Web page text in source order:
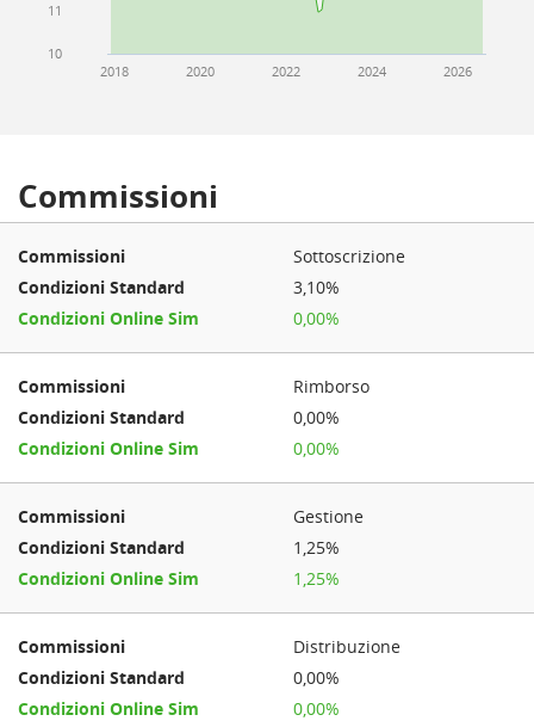
2018 2020 2022 2024 2026
10
11
Commissioni
Sottoscrizione
3,10%
0,00%
Rimborso
0,00%
0,00%
Gestione
1,25%
1,25%
Distribuzione
0,00%
0,00%